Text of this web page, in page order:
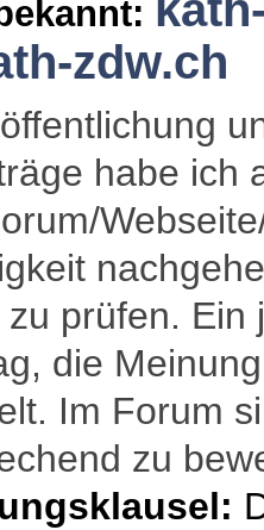
zdw.ch
habe ich
prüfen.
die
Im Forum
zu